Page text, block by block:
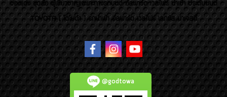
ของแต่ง ชุดล้อ ผู้เชี่ยวชาญเฉพาะทางรถยนต์ อัลพาร์ด เวลไฟร์ นำเข้า ประดับยนต์
TOYOTA ( โตโยต้า ) รถนำเข้า อัลพาร์ด เวลไฟร์ เลกซัส มาเจสตี้
@godtowa